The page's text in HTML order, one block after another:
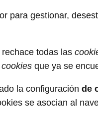
para gestionar,
todas las
cookies que ya se
la configuración de
se asocian al